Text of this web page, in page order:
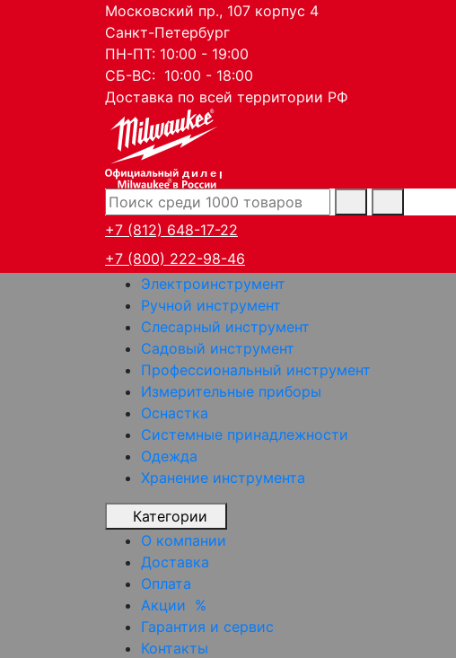
Московский пр., 107 корпус 4
Санкт-Петербург
ПН-ПТ: 10:00 - 19:00
СБ-ВС: 10:00 - 18:00
Доставка по всей территории РФ
дилер
+7 (812) 648-17-22
+7 (800) 222-98-46
Электроинструмент
Ручной инструмент
Слесарный инструмент
Садовый инструмент
Профессиональный инструмент
Измерительные приборы
Оснастка
Системные принадлежности
Одежда
Хранение инструмента
Категории
О компании
Доставка
Оплата
Акции %
Гарантия и сервис
Контакты